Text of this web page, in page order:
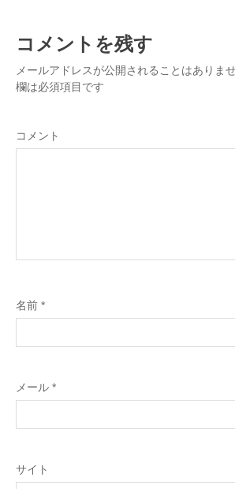
コメントを残す
メールアドレスが公開されることはありませ
欄は必須項目です
コメント
名前 *
メール *
サイト